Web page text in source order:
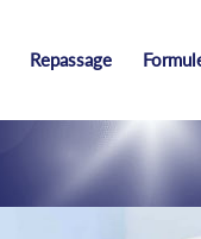
Repassage